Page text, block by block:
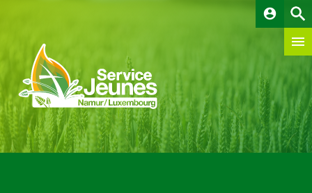
account_circle